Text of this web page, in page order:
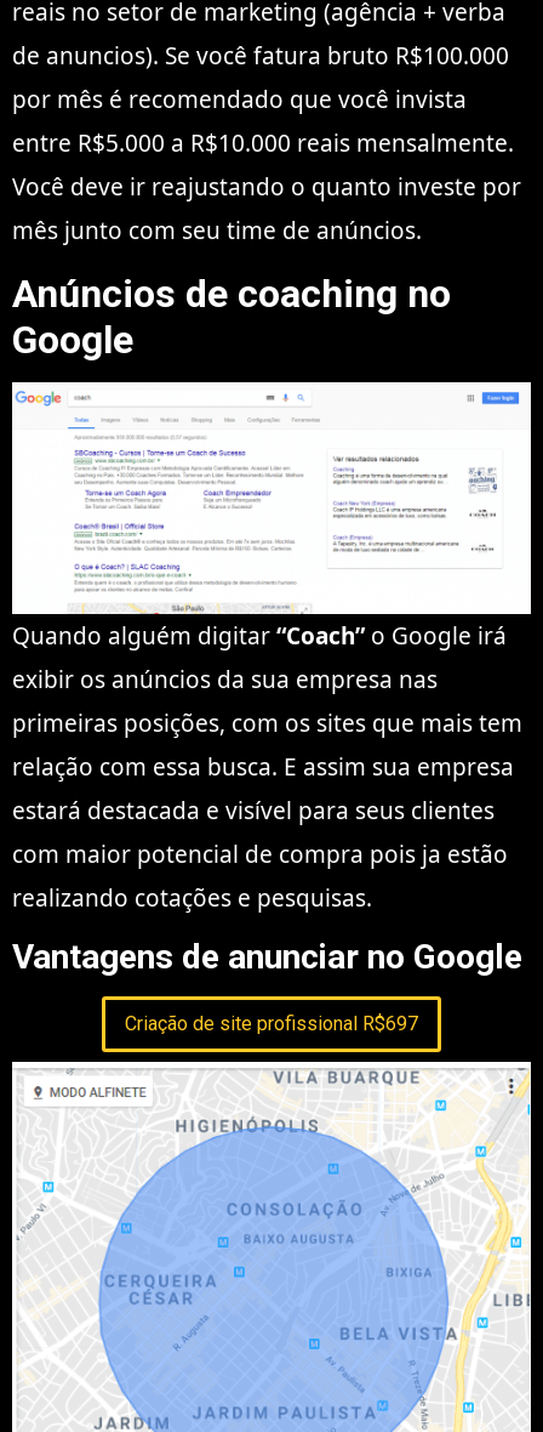
reais no setor de marketing (agência + verba
de anuncios). Se você fatura bruto R$100.000
por mês é recomendado que você invista
entre R$5.000 a R$10.000 reais mensalmente.
Você deve ir reajustando o quanto investe por
mês junto com seu time de anúncios.
Anúncios de coaching no
Google
Quando alguém digitar“Coach”o Google irá
exibir os anúncios da sua empresa nas
primeiras posições, com os sites que mais tem
relação com essa busca. E assim sua empresa
estará destacada e visível para seus clientes
com maior potencial de compra pois ja estão
realizando cotações e pesquisas.
Vantagens de anunciar no Google
Criação de site profissional R$697